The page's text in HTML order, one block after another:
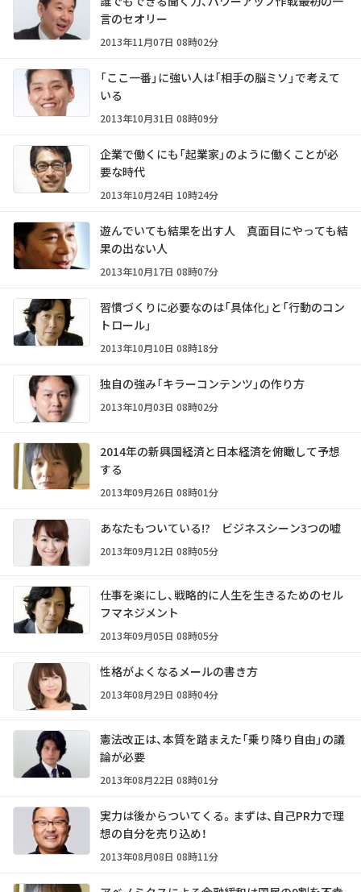
言のセオリー
2013年11月07日 08時02分
「ここ一番」に強い人は「相手の脳ミソ」で考えて
いる
2013年10月31日 08時09分
企業で働くにも「起業家」のように働くことが必
要な時代
2013年10月24日 10時24分
遊んでいても結果を出す人 真面目にやっても結
果の出ない人
2013年10月17日 08時07分
習慣づくりに必要なのは「具体化」と「行動のコン
トロール」
2013年10月10日 08時18分
独自の強み「キラーコンテンツ」の作り方
2013年10月03日 08時02分
2014年の新興国経済と日本経済を俯瞰して予想
する
2013年09月26日 08時01分
あなたもついている!? ビジネスシーン3つの嘘
2013年09月12日 08時05分
仕事を楽にし、戦略的に人生を生きるためのセル
フマネジメント
2013年09月05日 08時05分
性格がよくなるメールの書き方
2013年08月29日 08時04分
憲法改正は、本質を踏まえた「乗り降り自由」の議
論が必要
2013年08月22日 08時01分
実力は後からついてくる。まずは、自己PR力で理
想の自分を売り込め！
2013年08月08日 08時11分